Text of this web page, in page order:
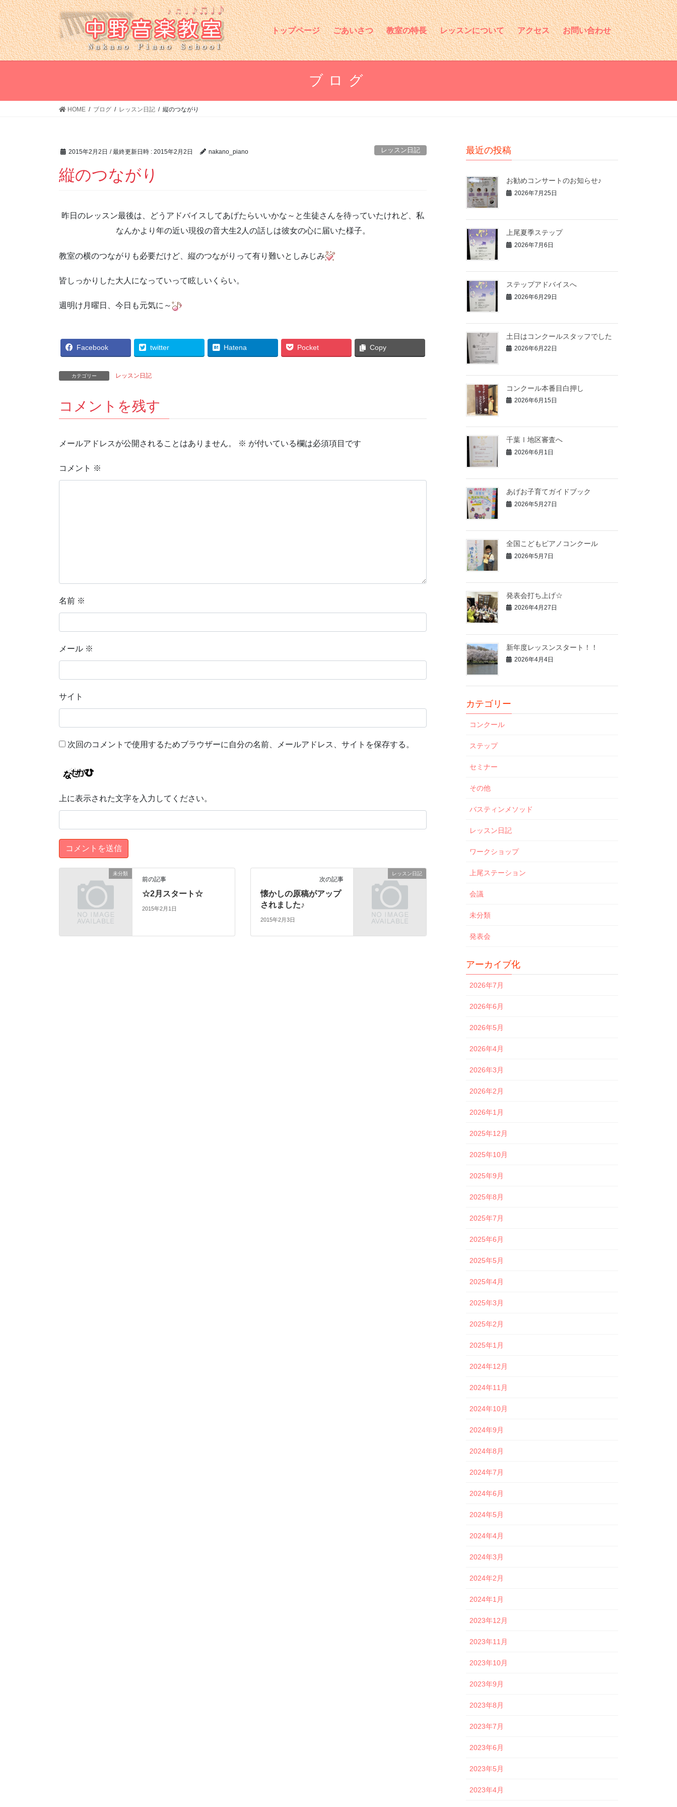
コ
ン
テ
ン
ツ
ッ
ナ
ビ
ゲ
ー
シ
移
トップページ ごあいさつ 教室の特長 レッスンについて アクセス お問い合わせ
ブログ
HOME ブログ レッスン日記 縦のつながり
2015年2月2日 / 最終更新日時 : 2015年2月2日 nakano_piano レッスン日記
縦のつながり
昨日のレッスン最後は、どうアドバイスしてあげたらいいかな～と生徒さんを待っていたけれど、私
なんかより年の近い現役の音大生2人の話しは彼女の心に届いた様子。
教室の横のつながりも必要だけど、縦のつながりって有り難いとしみじみ
皆しっかりした大人になっていって眩しいくらい。
週明け月曜日、今日も元気に～
Facebook twitter Hatena Pocket Copy
カテゴリー レッスン日記
コメントを残す
メールアドレスが公開されることはありません。 ※ が付いている欄は必須項目です
コメント ※
名前 ※
メール ※
サイト
次回のコメントで使用するためブラウザーに自分の名前、メールアドレス、サイトを保存する。
上に表示された文字を入力してください。
未分類
前の記事
☆2月スタート☆
2015年2月1日
レッスン日記
次の記事
懐かしの原稿がアップ
されました♪
2015年2月3日
最近の投稿
お勧めコンサートのお知らせ♪
2026年7月25日
上尾夏季ステップ
2026年7月6日
ステップアドバイスへ
2026年6月29日
土日はコンクールスタッフでした
2026年6月22日
コンクール本番目白押し
2026年6月15日
千葉Ⅰ地区審査へ
2026年6月1日
あげお子育てガイドブック
2026年5月27日
全国こどもピアノコンクール
2026年5月7日
発表会打ち上げ☆
2026年4月27日
新年度レッスンスタート！！
2026年4月4日
カテゴリー
コンクール
ステップ
セミナー
その他
バスティンメソッド
レッスン日記
ワークショップ
上尾ステーション
会議
未分類
発表会
アーカイブ化
2026年7月
2026年6月
2026年5月
2026年4月
2026年3月
2026年2月
2026年1月
2025年12月
2025年10月
2025年9月
2025年8月
2025年7月
2025年6月
2025年5月
2025年4月
2025年3月
2025年2月
2025年1月
2024年12月
2024年11月
2024年10月
2024年9月
2024年8月
2024年7月
2024年6月
2024年5月
2024年4月
2024年3月
2024年2月
2024年1月
2023年12月
2023年11月
2023年10月
2023年9月
2023年8月
2023年7月
2023年6月
2023年5月
2023年4月